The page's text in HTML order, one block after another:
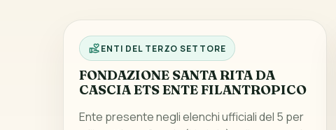
ENTI DEL TERZO SETTORE
FONDAZIONE SANTA RITA DA
CASCIA ETS ENTE FILANTROPICO
Ente presente negli elenchi ufficiali del 5 per